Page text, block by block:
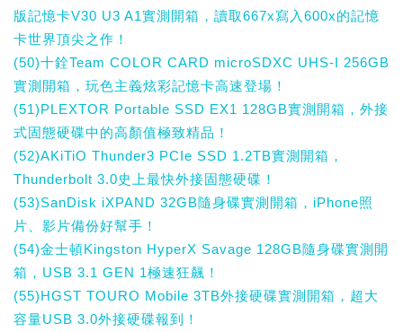
版記憶卡V30 U3 A1實測開箱，讀取667x寫入600x的記憶
卡世界頂尖之作！
(50)十銓Team COLOR CARD microSDXC UHS-I 256GB
實測開箱，玩色主義炫彩記憶卡高速登場！
(51)PLEXTOR Portable SSD EX1 128GB實測開箱，外接
式固態硬碟中的高顏值極致精品！
(52)AKiTiO Thunder3 PCIe SSD 1.2TB實測開箱，
Thunderbolt 3.0史上最快外接固態硬碟！
(53)SanDisk iXPAND 32GB隨身碟實測開箱，iPhone照
片、影片備份好幫手！
(54)金士頓Kingston HyperX Savage 128GB隨身碟實測開
箱，USB 3.1 GEN 1極速狂飆！
(55)HGST TOURO Mobile 3TB外接硬碟實測開箱，超大
容量USB 3.0外接硬碟報到！